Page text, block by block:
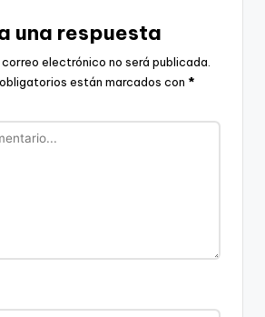
una respuesta
electrónico no será publicada.
están marcados con *